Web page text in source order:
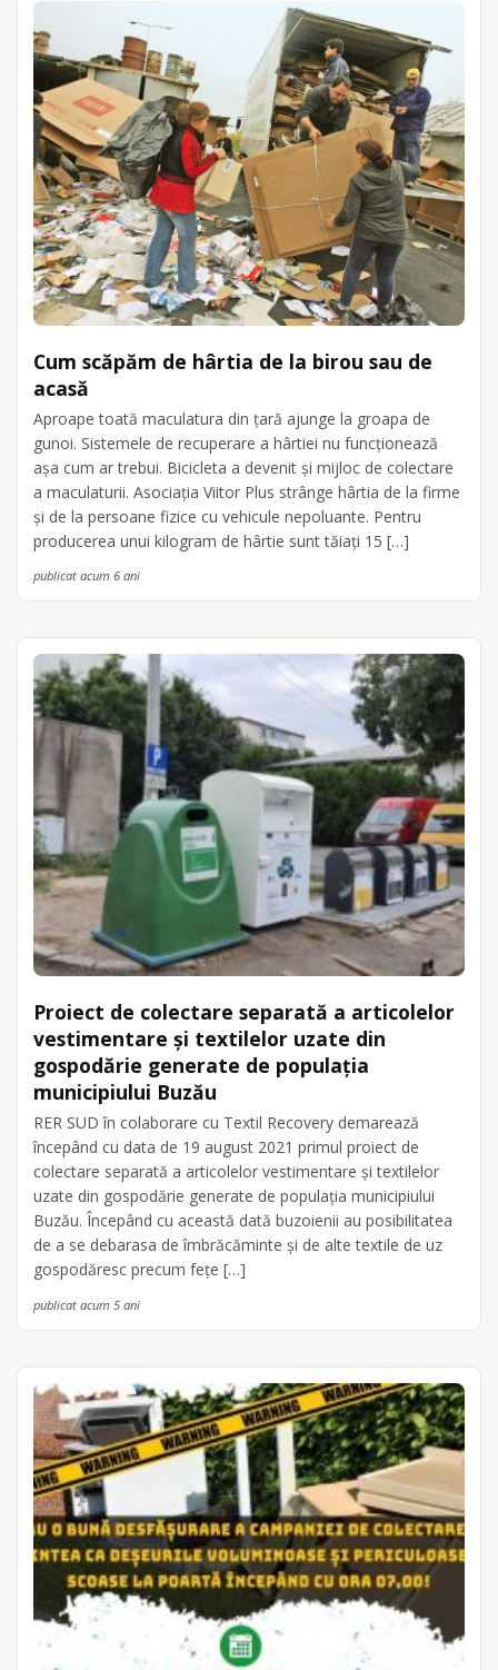
Cum scăpăm de hârtia de la birou sau de
acasă
Aproape toată maculatura din ţară ajunge la groapa de
gunoi. Sistemele de recuperare a hârtiei nu funcţionează
aşa cum ar trebui. Bicicleta a devenit şi mijloc de colectare
a maculaturii. Asociaţia Viitor Plus strânge hârtia de la firme
şi de la persoane fizice cu vehicule nepoluante. Pentru
producerea unui kilogram de hârtie sunt tăiaţi 15 […]
publicat acum 6 ani
Proiect de colectare separată a articolelor
vestimentare şi textilelor uzate din
gospodărie generate de populaţia
municipiului Buzău
RER SUD în colaborare cu Textil Recovery demarează
începând cu data de 19 august 2021 primul proiect de
colectare separată a articolelor vestimentare şi textilelor
uzate din gospodărie generate de populaţia municipiului
Buzău. Începând cu această dată buzoienii au posibilitatea
de a se debarasa de îmbrăcăminte şi de alte textile de uz
gospodăresc precum feţe […]
publicat acum 5 ani